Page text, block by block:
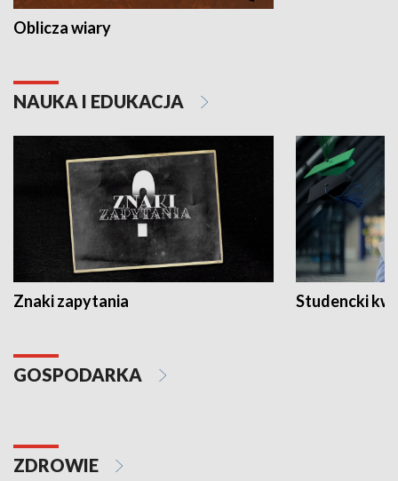
Oblicza wiary
NAUKA I EDUKACJA
Znaki zapytania Studencki
GOSPODARKA
ZDROWIE